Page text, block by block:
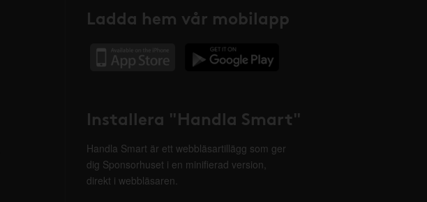
Ladda hem vår mobilapp
Installera "Handla Smart"
Handla Smart är ett webbläsartillägg som ger
dig Sponsorhuset i en minifierad version,
direkt i webbläsaren.